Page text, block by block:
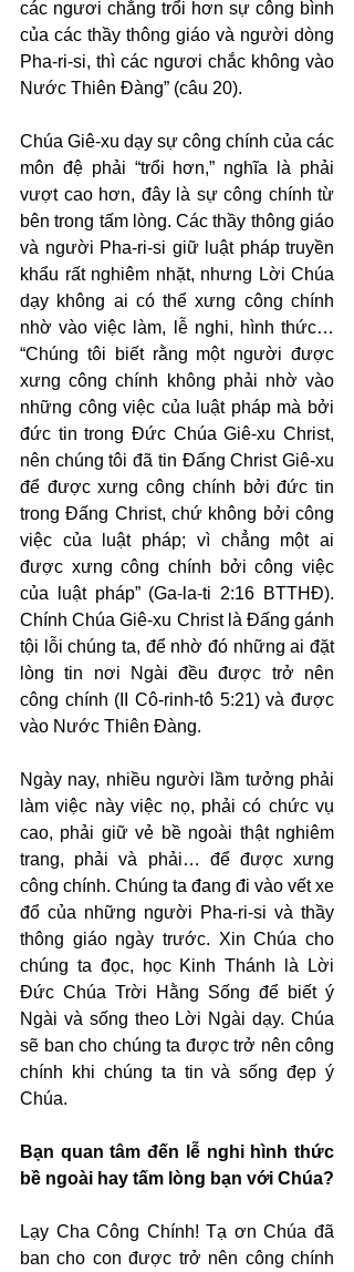
các ngươi chẳng trổi hơn sự công bình
của các thầy thông giáo và người dòng
Pha-ri-si, thì các ngươi chắc không vào
Nước Thiên Đàng” (câu 20).
Chúa Giê-xu dạy sự công chính của các
môn đệ phải “trổi hơn,” nghĩa là phải
vượt cao hơn, đây là sự công chính từ
bên trong tấm lòng. Các thầy thông giáo
và người Pha-ri-si giữ luật pháp truyền
khẩu rất nghiêm nhặt, nhưng Lời Chúa
dạy không ai có thể xưng công chính
nhờ vào việc làm, lễ nghi, hình thức…
“Chúng tôi biết rằng một người được
xưng công chính không phải nhờ vào
những công việc của luật pháp mà bởi
đức tin trong Đức Chúa Giê-xu Christ,
nên chúng tôi đã tin Đấng Christ Giê-xu
để được xưng công chính bởi đức tin
trong Đấng Christ, chứ không bởi công
việc của luật pháp; vì chẳng một ai
được xưng công chính bởi công việc
của luật pháp” (Ga-la-ti 2:16 BTTHĐ).
Chính Chúa Giê-xu Christ là Đấng gánh
tội lỗi chúng ta, để nhờ đó những ai đặt
lòng tin nơi Ngài đều được trở nên
công chính (II Cô-rinh-tô 5:21) và được
vào Nước Thiên Đàng.
Ngày nay, nhiều người lầm tưởng phải
làm việc này việc nọ, phải có chức vụ
cao, phải giữ vẻ bề ngoài thật nghiêm
trang, phải và phải… để được xưng
công chính. Chúng ta đang đi vào vết xe
đổ của những người Pha-ri-si và thầy
thông giáo ngày trước. Xin Chúa cho
chúng ta đọc, học Kinh Thánh là Lời
Đức Chúa Trời Hằng Sống để biết ý
Ngài và sống theo Lời Ngài dạy. Chúa
sẽ ban cho chúng ta được trở nên công
chính khi chúng ta tin và sống đẹp ý
Chúa.
Bạn quan tâm đến lễ nghi hình thức
bề ngoài hay tấm lòng bạn với Chúa?
Lạy Cha Công Chính! Tạ ơn Chúa đã
ban cho con được trở nên công chính